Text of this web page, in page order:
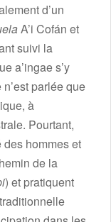
d’un
A’i Cofán et
suivi la
a’ingae s’y
parlée que
à
Pourtant,
hommes et
de la
) et pratiquent